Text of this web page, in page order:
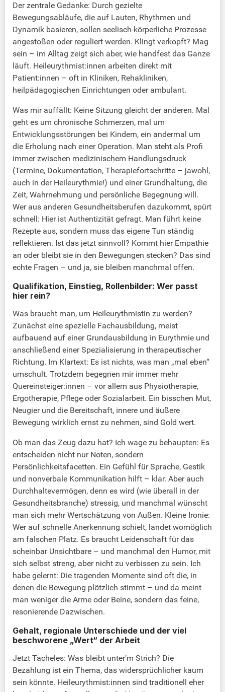
Der zentrale Gedanke: Durch gezielte
Bewegungsabläufe, die auf Lauten, Rhythmen und
Dynamik basieren, sollen seelisch-körperliche Prozesse
angestoßen oder reguliert werden. Klingt verkopft? Mag
sein – im Alltag zeigt sich aber, wie handfest das Ganze
läuft. Heileurythmist:innen arbeiten direkt mit
Patient:innen – oft in Kliniken, Rehakliniken,
heilpädagogischen Einrichtungen oder ambulant.
Was mir auffällt: Keine Sitzung gleicht der anderen. Mal
geht es um chronische Schmerzen, mal um
Entwicklungsstörungen bei Kindern, ein andermal um
die Erholung nach einer Operation. Man steht als Profi
immer zwischen medizinischem Handlungsdruck
(Termine, Dokumentation, Therapiefortschritte – jawohl,
auch in der Heileurythmie!) und einer Grundhaltung, die
Zeit, Wahrnehmung und persönliche Begegnung will.
Wer aus anderen Gesundheitsberufen dazukommt, spürt
schnell: Hier ist Authentizität gefragt. Man führt keine
Rezepte aus, sondern muss das eigene Tun ständig
reflektieren. Ist das jetzt sinnvoll? Kommt hier Empathie
an oder bleibt sie in den Bewegungen stecken? Das sind
echte Fragen – und ja, sie bleiben manchmal offen.
Qualifikation, Einstieg, Rollenbilder: Wer passt
hier rein?
Was braucht man, um Heileurythmistin zu werden?
Zunächst eine spezielle Fachausbildung, meist
aufbauend auf einer Grundausbildung in Eurythmie und
anschließend einer Spezialisierung in therapeutischer
Richtung. Im Klartext: Es ist nichts, was man „mal eben“
umschult. Trotzdem begegnen mir immer mehr
Quereinsteiger:innen – vor allem aus Physiotherapie,
Ergotherapie, Pflege oder Sozialarbeit. Ein bisschen Mut,
Neugier und die Bereitschaft, innere und äußere
Bewegung wirklich ernst zu nehmen, sind Gold wert.
Ob man das Zeug dazu hat? Ich wage zu behaupten: Es
entscheiden nicht nur Noten, sondern
Persönlichkeitsfacetten. Ein Gefühl für Sprache, Gestik
und nonverbale Kommunikation hilft – klar. Aber auch
Durchhaltevermögen, denn es wird (wie überall in der
Gesundheitsbranche) stressig, und manchmal wünscht
man sich mehr Wertschätzung von Außen. Kleine Ironie:
Wer auf schnelle Anerkennung schielt, landet womöglich
am falschen Platz. Es braucht Leidenschaft für das
scheinbar Unsichtbare – und manchmal den Humor, mit
sich selbst streng, aber nicht zu verbissen zu sein. Ich
habe gelernt: Die tragenden Momente sind oft die, in
denen die Bewegung plötzlich stimmt – und da meint
man weniger die Arme oder Beine, sondern das feine,
resonierende Dazwischen.
Gehalt, regionale Unterschiede und der viel
beschworene „Wert“ der Arbeit
Jetzt Tacheles: Was bleibt unter’m Strich? Die
Bezahlung ist ein Thema, das widersprüchlicher kaum
sein könnte. Heileurythmist:innen sind traditionell eher